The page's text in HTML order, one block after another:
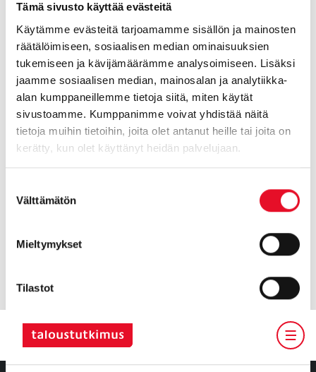
Tämä sivusto käyttää evästeitä
Käytämme evästeitä tarjoamamme sisällön ja mainosten
räätälöimiseen, sosiaalisen median ominaisuuksien
tukemiseen ja kävijämäärämme analysoimiseen. Lisäksi
jaamme sosiaalisen median, mainosalan ja analytiikka-
alan kumppaneillemme tietoja siitä, miten käytät
sivustoamme. Kumppanimme voivat yhdistää näitä
tietoja muihin tietoihin, joita olet antanut heille tai joita on
kerätty, kun olet käyttänyt heidän palvelujaan.
valinta
Välttämätön
Mieltymykset
Tilastot
Markkinointi
tarpeita varten. Kustannukset olisivat kuitenkin vain murto-
osa yksinoikeudella omalle puolueelle tehdystä
tutkimuksesta. Mediatkin voisivat vaalikiinnostusta
lisätäkseen teettää tutkimuksia ajankohtaisista
seudullisista tai vaikka vain paikallisista aiheista. Joka
kunnassa varmasti tiedetään, mitkä teemat kuntalaisia
puhuttavat.
Jollain tavalla kiinnostuksen on herättävä, muuten tulossa
on kaikkien aikojen pannukakku, ainakin äänestysprosentilla
herättäjä.
toimitusjohtaja